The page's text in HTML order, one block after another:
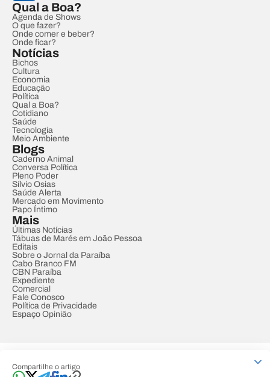
Compartilhe o artigo
Qual a Boa?
Agenda de Shows
O que fazer?
Onde comer e beber?
Onde ficar?
Notícias
Bichos
Cultura
Economia
Educação
Política
Qual a Boa?
Cotidiano
Saúde
Tecnologia
Meio Ambiente
Blogs
Caderno Animal
Conversa Política
Pleno Poder
Sílvio Osias
Saúde Alerta
Mercado em Movimento
Papo Íntimo
Mais
Últimas Notícias
Tábuas de Marés em João Pessoa
Editais
Sobre o Jornal da Paraíba
Cabo Branco FM
CBN Paraíba
Expediente
Comercial
Fale Conosco
Política de Privacidade
Espaço Opinião